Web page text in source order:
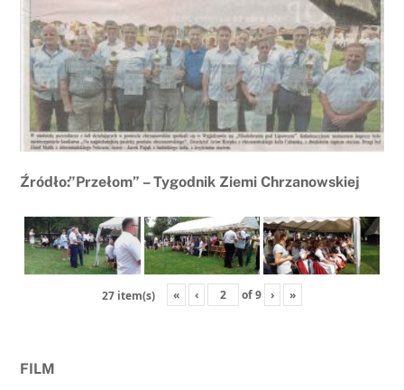
Źródło:”Przełom” – Tygodnik Ziemi Chrzanowskiej
27 item(s) « ‹ of9 › »
FILM